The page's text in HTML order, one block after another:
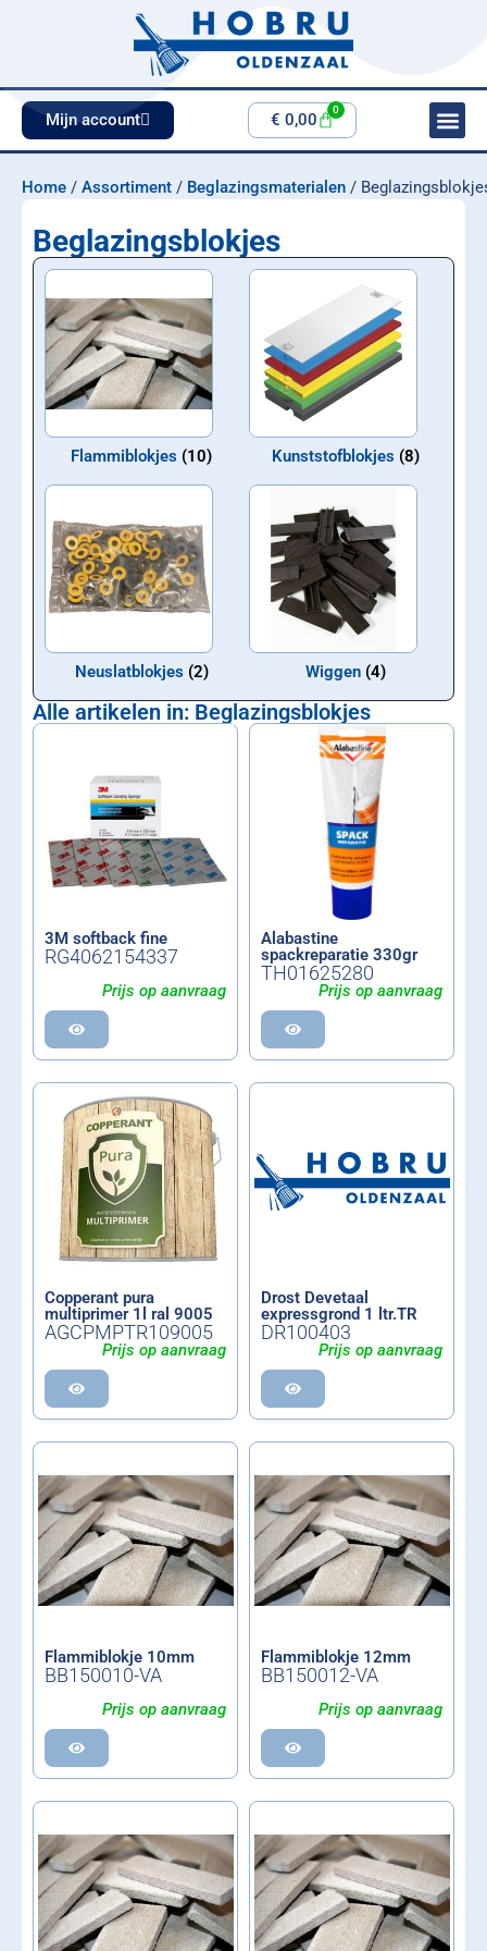
Mijn account € 0,00
0
Home / Assortiment / Beglazingsmaterialen /
Beglazingsblokjes
Flammiblokjes (10) Kunststofblokjes (8)
Neuslatblokjes (2) Wiggen (4)
Alle artikelen in: Beglazingsblokjes
3M softback fine
RG4062154337
Prijs op aanvraag
Alabastine
spackreparatie 330gr
TH01625280
Prijs op aanvraag
Copperant pura
multiprimer 1l ral 9005
AGCPMPTR109005
Prijs op aanvraag
Drost Devetaal
expressgrond 1 ltr.TR
DR100403
Prijs op aanvraag
Flammiblokje 10mm
BB150010-VA
Prijs op aanvraag
Flammiblokje 12mm
BB150012-VA
Prijs op aanvraag